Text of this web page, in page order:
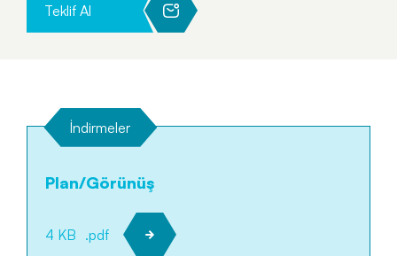
Teklif Al
İndirmeler
Plan/Görünüş
4 KB .pdf